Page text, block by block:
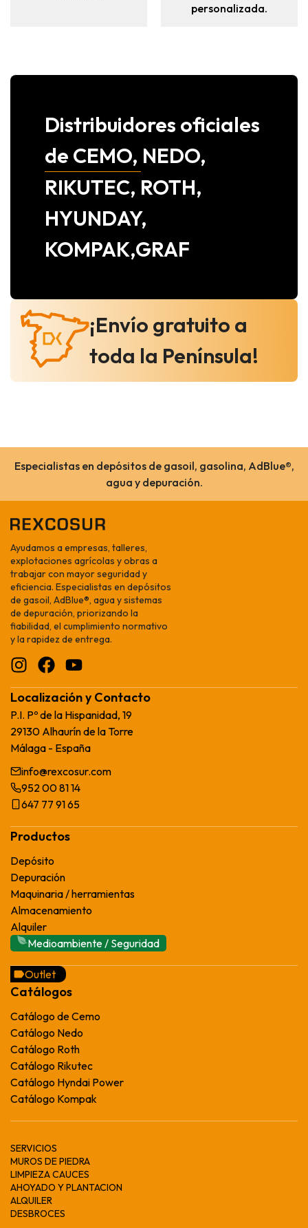
personalizada.
Distribuidores oficiales
de CEMO, NEDO,
RIKUTEC, ROTH,
HYUNDAY,
KOMPAK,GRAF
¡Envío gratuito a
toda la Península!
Especialistas en depósitos de gasoil, gasolina, AdBlue®,
agua y depuración.
Ayudamos a empresas, talleres,
explotaciones agrícolas y obras a
trabajar con mayor seguridad y
eficiencia. Especialistas en depósitos
de gasoil, AdBlue®, agua y sistemas
de depuración, priorizando la
fiabilidad, el cumplimiento normativo
y la rapidez de entrega.
Localización y Contacto
P.I. Pº de la Hispanidad, 19
29130 Alhaurín de la Torre
Málaga - España
info@rexcosur.com
952 00 81 14
647 77 91 65
Productos
Depósito
Depuración
Maquinaria / herramientas
Almacenamiento
Alquiler
Medioambiente / Seguridad
Outlet
Catálogos
Catálogo de Cemo
Catálogo Nedo
Catálogo Roth
Catálogo Rikutec
Catálogo Hyndai Power
Catálogo Kompak
SERVICIOS
MUROS DE PIEDRA
LIMPIEZA CAUCES
AHOYADO Y PLANTACION
ALQUILER
DESBROCES